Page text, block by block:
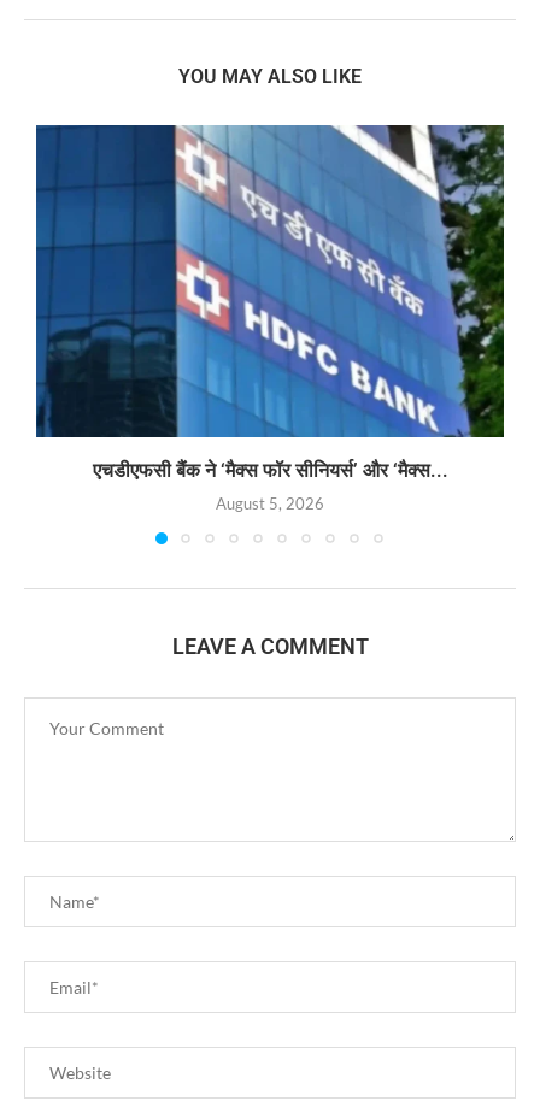
YOU MAY ALSO LIKE
एचडीएफसी बैंक ने ‘मैक्स फॉर सीनियर्स’ और ‘मैक्स...
August 5, 2026
LEAVE A COMMENT